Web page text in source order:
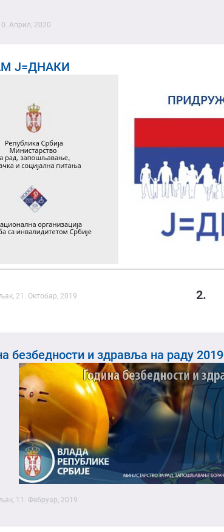
Април, 2020
Ј=ДНАКИ
2.
21. Октобар, 2019
безбедности и здравља на раду 2019
11. Фебруар, 2019